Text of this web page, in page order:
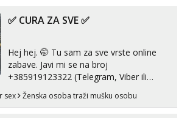
link ispod i nadji me tamo, cekam te!
✅ CURA ZA SVE ✅
Hej hej. 🤭 Tu sam za sve vrste online
zabave. Javi mi se na broj
+385919123322 (Telegram, Viber ili
Whatsapp). 🤙 NE javljaj se na uzivo.
Hvala.
sex Ženska osoba traži mušku osobu